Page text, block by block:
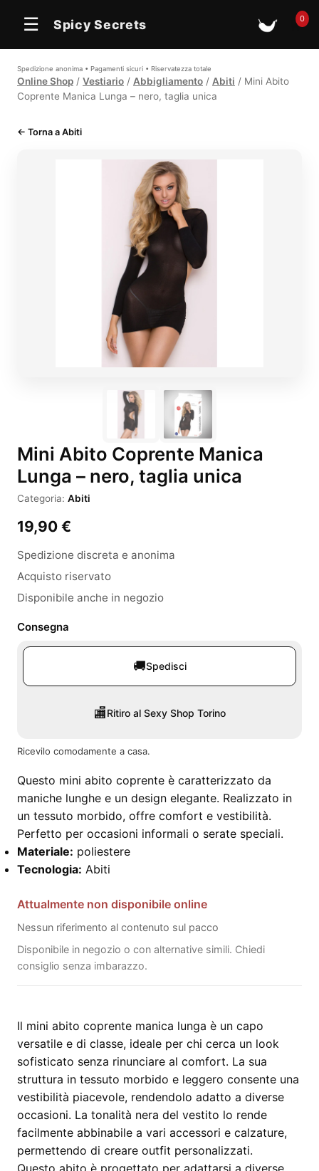
☰ Spicy Secrets 🛒0
Spedizione anonima • Pagamenti sicuri • Riservatezza totale
Online Shop / Vestiario / Abbigliamento / Abiti / Mini Abito
Coprente Manica Lunga – nero, taglia unica
← Torna a Abiti
Mini Abito Coprente Manica
Lunga – nero, taglia unica
Categoria: Abiti
19,90 €
Spedizione discreta e anonima
Acquisto riservato
Disponibile anche in negozio
Consegna
🚚Spedisci
🏬Ritiro al Sexy Shop Torino
Ricevilo comodamente a casa.
Questo mini abito coprente è caratterizzato da
maniche lunghe e un design elegante. Realizzato in
un tessuto morbido, offre comfort e vestibilità.
Perfetto per occasioni informali o serate speciali.
Materiale: poliestere
Tecnologia: Abiti
Attualmente non disponibile online
Nessun riferimento al contenuto sul pacco
Disponibile in negozio o con alternative simili. Chiedi
consiglio senza imbarazzo.
Il mini abito coprente manica lunga è un capo
versatile e di classe, ideale per chi cerca un look
sofisticato senza rinunciare al comfort. La sua
struttura in tessuto morbido e leggero consente una
vestibilità piacevole, rendendolo adatto a diverse
occasioni. La tonalità nera del vestito lo rende
facilmente abbinabile a vari accessori e calzature,
permettendo di creare outfit personalizzati.
Questo abito è progettato per adattarsi a diverse
In